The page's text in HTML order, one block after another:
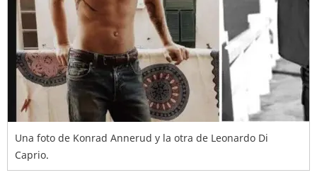
Una foto de Konrad Annerud y la otra de Leonardo Di
Caprio.